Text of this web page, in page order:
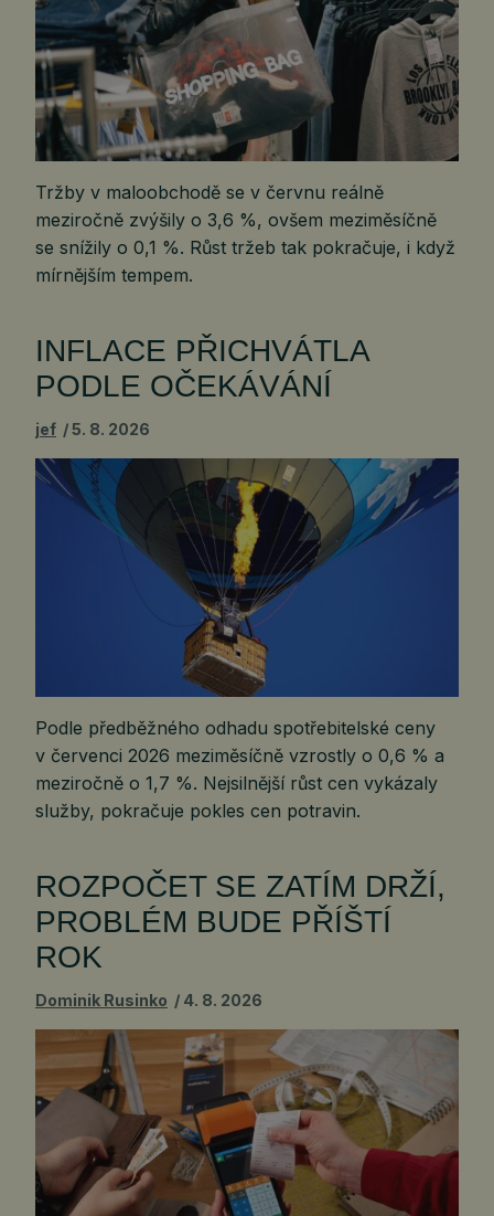
Tržby v maloobchodě se v červnu reálně
meziročně zvýšily o 3,6 %, ovšem meziměsíčně
se snížily o 0,1 %. Růst tržeb tak pokračuje, i když
mírnějším tempem.
INFLACE PŘICHVÁTLA
PODLE OČEKÁVÁNÍ
jef 5. 8. 2026
Podle předběžného odhadu spotřebitelské ceny
v červenci 2026 meziměsíčně vzrostly o 0,6 % a
meziročně o 1,7 %. Nejsilnější růst cen vykázaly
služby, pokračuje pokles cen potravin.
ROZPOČET SE ZATÍM DRŽÍ,
PROBLÉM BUDE PŘÍŠTÍ
ROK
Dominik Rusinko 4. 8. 2026